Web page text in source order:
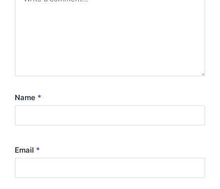
Name *
Email *